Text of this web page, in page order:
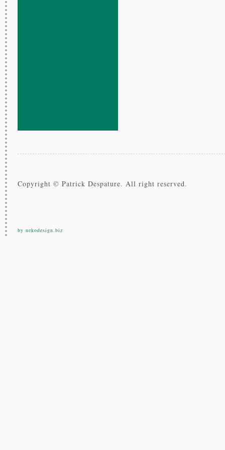
Copyright © Patrick Despature. All right reserved.
by nekodesign.biz